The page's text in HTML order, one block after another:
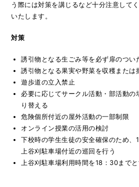
う際には対策を講じるなど十分注意して
いたします。
対策
誘引物となる生ごみ等を必ず扉のつい
誘引物となる果実や野菜を収穫または
遊歩道の立入禁止
必要に応じてサークル活動・部活動の
り替える
危険個所付近の屋外活動の一部制限
オンライン授業の活用の検討
下校時の学生生徒の安全確保のため、
上谷刈駐車場付近の巡回を行う
上谷刈駐車場利用時間を18：30までと